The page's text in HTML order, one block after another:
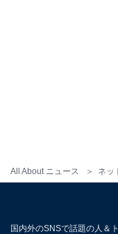
All About ニュース ネッ
国内外のSNSで話題の人＆